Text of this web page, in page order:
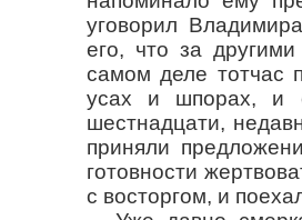
уговорил
его, что за
самом деле тотчас
усах и шпорах, и
шестнадцати,
приняли
готовности
с восторгом, и